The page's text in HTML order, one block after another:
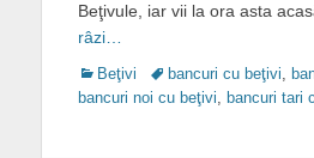
Beţivule, iar vii la ora asta
râzi…
Categories
Beţivi Tagsbancuri cu beţivi,
bancuri noi cu beţivi, bancuri tari